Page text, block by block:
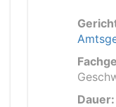
Dauer: